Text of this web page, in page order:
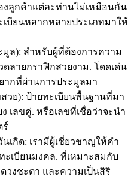
งลูกค้าแต่ละท่านไม่เหมือนกัน
เบียนหลากหลายประเภทมาให้
มูล): สำหรับผู้ที่ต้องการความ
ลายกราฟิกสวยงาม. โดดเด่น
ากที่ผ่านการประมูลมา
วย): ป้ายทะเบียนพื้นฐานที่มา
เลขคู่. หรือเลขที่เชื่อว่าจะนำ
ร์
เกิด: เรามีผู้เชี่ยวชาญให้คำ
ะเบียนมงคล. ที่เหมาะสมกับ
วงชะตา และความเป็นสิริ